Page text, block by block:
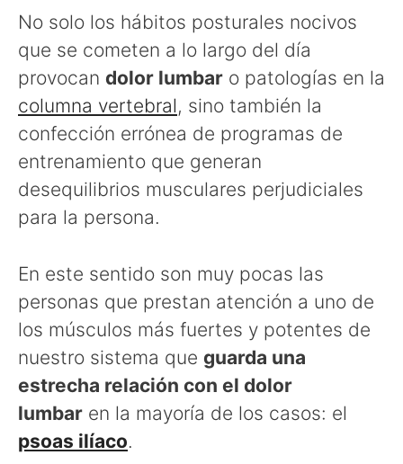
No solo los hábitos posturales nocivos
que se cometen a lo largo del día
provocan dolor lumbar o patologías en la
columna vertebral, sino también la
confección errónea de programas de
entrenamiento que generan
desequilibrios musculares perjudiciales
para la persona.
En este sentido son muy pocas las
personas que prestan atención a uno de
los músculos más fuertes y potentes de
nuestro sistema que guarda una
estrecha relación con el dolor
lumbar en la mayoría de los casos: el
psoas ilíaco.